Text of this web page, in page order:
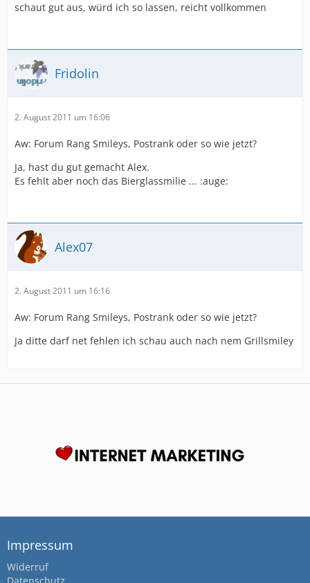
schaut gut aus, würd ich so lassen, reicht vollkommen
Fridolin
2. August 2011 um 16:06
Aw: Forum Rang Smileys, Postrank oder so wie jetzt?
Ja, hast du gut gemacht Alex.
Es fehlt aber noch das Bierglassmilie ... :auge:
Alex07
2. August 2011 um 16:16
Aw: Forum Rang Smileys, Postrank oder so wie jetzt?
Ja ditte darf net fehlen ich schau auch nach nem Grillsmiley
Impressum
Widerruf